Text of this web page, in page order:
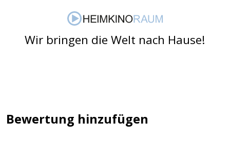
Wir bringen die Welt nach Hause!
Bewertung hinzufügen